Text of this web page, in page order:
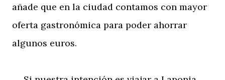
añade que en la ciudad contamos con mayor
oferta gastronómica para poder ahorrar
algunos euros.